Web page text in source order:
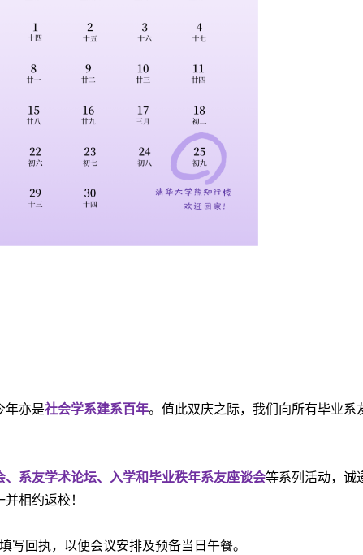
年亦是社会学系建系百年。值此双庆之际，我们向所有毕业系
、系友学术论坛、入学和毕业秩年系友座谈会等系列活动，诚
相约返校！
写回执，以便会议安排及预备当日午餐。